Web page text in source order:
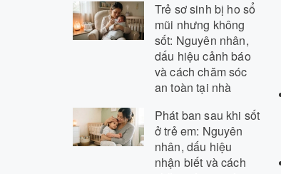
Trẻ sơ sinh bị ho sổ
mũi nhưng không
sốt: Nguyên nhân,
dấu hiệu cảnh báo
và cách chăm sóc
an toàn tại nhà
Phát ban sau khi sốt
ở trẻ em: Nguyên
nhân, dấu hiệu
nhận biết và cách